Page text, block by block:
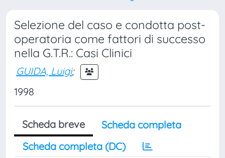
Selezione del caso e condotta post-
operatoria come fattori di successo
nella G.T.R.: Casi Clinici
GUIDA, Luigi;
1998
Scheda breve
Scheda completa
Scheda completa (DC)